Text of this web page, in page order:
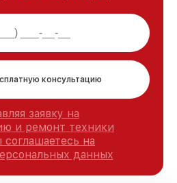
консультацию
заявку на
и ремонт техники
соглашаетесь на
данных